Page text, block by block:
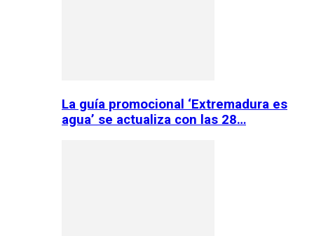
La guía promocional ‘Extremadura es
agua’ se actualiza con las 28…